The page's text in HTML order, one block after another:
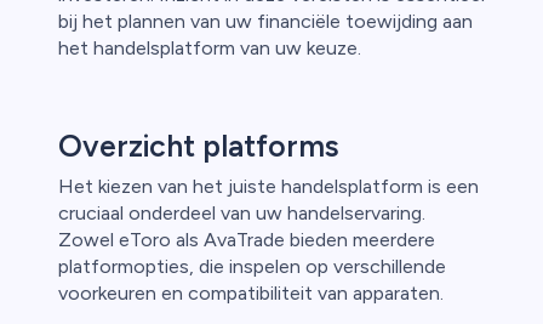
bij het plannen van uw financiële toewijding aan
het handelsplatform van uw keuze.
Overzicht platforms
Het kiezen van het juiste handelsplatform is een
cruciaal onderdeel van uw handelservaring.
Zowel eToro als AvaTrade bieden meerdere
platformopties, die inspelen op verschillende
voorkeuren en compatibiliteit van apparaten.